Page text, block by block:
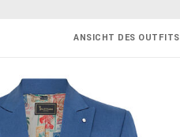
ANSICHT DES OUTFITS